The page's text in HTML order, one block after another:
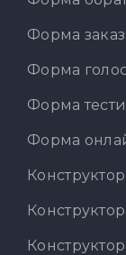
Форма
Форма
Форма
Форма